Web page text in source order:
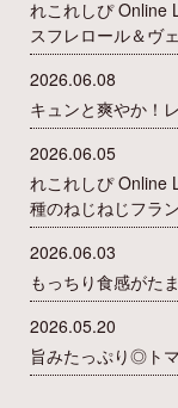
れこれしぴ Online
スフレロール＆ヴ
2026.06.08
キュンと爽やか！
2026.06.05
れこれしぴ Online
種のねじねじフラン
2026.06.03
もっちり食感がた
2026.05.20
旨みたっぷり◎ト